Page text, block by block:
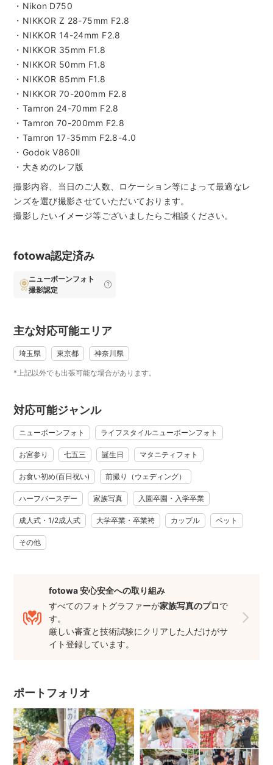
*･゜ﾟ･*:.｡. .｡.:*･゜ﾟ･*:.｡. .｡.:*･゜ﾟ･*
【お知らせ】
必ず最後までお読みください🙇‍♀️
◆以下日程は先約との兼ね合いで記載の場所でのみ撮影可能
です。空き時間は「日程を確認」からスケジュールをご確認
ください。
・10/3(土)大宮氷川神社
・10/4(日)大宮氷川神社
・10/10(土)大宮氷川神社
・10/11(日)大宮氷川神社
・10/17(土)大宮氷川神社
・10/25(日)川越市内 9:00は他も可
・11/7(土)大宮氷川神社
・11/21(土)大宮氷川神社
・12/5(土)大宮氷川神社
影のみ都内への出張もしております。撮影場所、日時によっ
◆Instagramなどfotowa以外からも依頼受付も行っているた
合でご予約をお受けできない場合があります。
ご予約の前に「質問する」よりお問合せください。
①撮影希望日、時間
②撮影場所
④お子様がいる場合、ご年齢(ご兄弟全員分)
⑤そのほかご質問・ご要望など(産着など貸出希望がございま
を必ずご連絡くださいますようお願いいたします。
*･゜ﾟ･*:.｡. .｡.:*･゜ﾟ･*:.｡. .｡.:*･゜ﾟ･*
- - - - 目次 - - - -
・ご予約について
・出張範囲について
・ロケーションフォトについて（神社や公園など）
・ニューボーンフォトについて
・貸出し可能な撮影グッズ（無料）について
・Nikon D750
・NIKKOR Z 28-75mm F2.8
・NIKKOR 14-24mm F2.8
・NIKKOR 35mm F1.8
・NIKKOR 50mm F1.8
・NIKKOR 85mm F1.8
・NIKKOR 70-200mm F2.8
・Tamron 24-70mm F2.8
・Tamron 70-200mm F2.8
・Tamron 17-35mm F2.8-4.0
・Godok V860Ⅱ
・大きめのレフ版
撮影内容、当日のご人数、ロケーション等によって最適なレ
ンズを選び撮影させていただいております。
撮影したいイメージ等ございましたらご相談ください。
fotowa認定済み
ニューボーンフォト
撮影認定
主な対応可能エリア
埼玉県 東京都 神奈川県
*上記以外でも出張可能な場合があります。
対応可能ジャンル
ニューボーンフォト ライフスタイルニューボーンフォト
お宮参り 七五三 誕生日 マタニティフォト
お食い初め(百日祝い) 前撮り（ウェディング）
ハーフバースデー 家族写真 入園卒園・入学卒業
成人式・1/2成人式 大学卒業・卒業袴 カップル ペット
その他
fotowa 安心安全への取り組み
すべてのフォトグラファーが家族写真のプロで
す。
厳しい審査と技術試験にクリアした人だけがサ
イト登録しています。
ポートフォリオ